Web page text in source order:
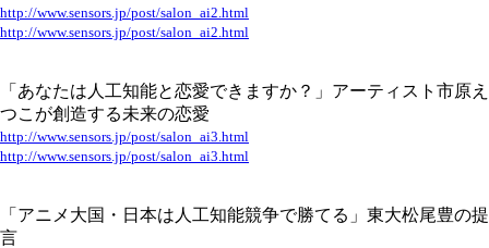
http://www.sensors.jp/post/salon_ai2.html
http://www.sensors.jp/post/salon_ai2.html
「あなたは人工知能と恋愛できますか？」アーティスト市原え
つこが創造する未来の恋愛
http://www.sensors.jp/post/salon_ai3.html
http://www.sensors.jp/post/salon_ai3.html
「アニメ大国・日本は人工知能競争で勝てる」東大松尾豊の提
言